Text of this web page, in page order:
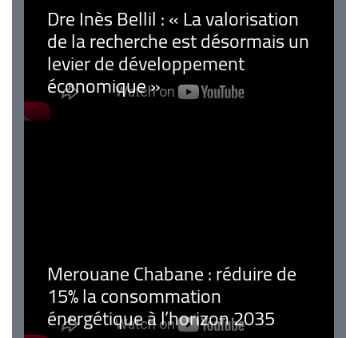
Dre Inès Bellil : « La valorisation
de la recherche est désormais un
levier de développement
économique »
Merouane Chabane : réduire de
15% la consommation
énergétique à l’horizon 2035